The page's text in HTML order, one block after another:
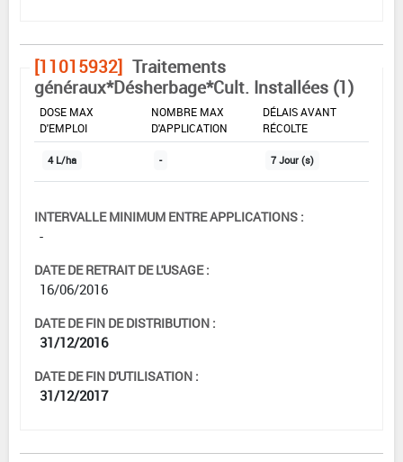
[11015932] Traitements
généraux*Désherbage*Cult. Installées (1)
DOSE MAX
D'EMPLOI
NOMBRE MAX
D'APPLICATION
DÉLAIS AVANT
RÉCOLTE
4 L/ha - 7 Jour (s)
INTERVALLE MINIMUM ENTRE APPLICATIONS :
-
DATE DE RETRAIT DE L'USAGE :
16/06/2016
DATE DE FIN DE DISTRIBUTION :
31/12/2016
DATE DE FIN D'UTILISATION :
31/12/2017